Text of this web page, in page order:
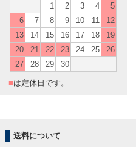
1
2 3 4
5
6
7 8 9 10 11
12
13
14 15 16 17 18
19
20
21 22 23 24 25
26
27
28 29 30
■は定休日です。
送料について